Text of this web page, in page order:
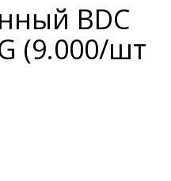
BDC
(9.000/шт